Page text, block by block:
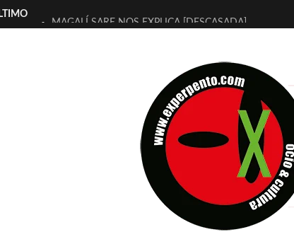
MAGALÍ SARE NOS EXPLICA [DESCASADA]
[LA BOLA NEGRA] DE JAVIER CALVO Y JAVIER
OSLO OVNIES LLEGAN CORRIENDO A ARANDA
FÉLIX CALVO NOS PRESENTA [LAS PALMERAS]
[EL SER QUERIDO] DE RODRIGO SOROGOYEN
ENTREVISTA A IVÁN HUMANES POR [EL LIBRO ROJO]
ARRABAL, ARRABAL, ARRABAL, ARRABEAUX